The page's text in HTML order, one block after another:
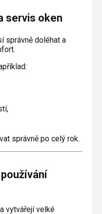
servis oken
správně doléhat a
správně po celý rok.
vytvářejí velké